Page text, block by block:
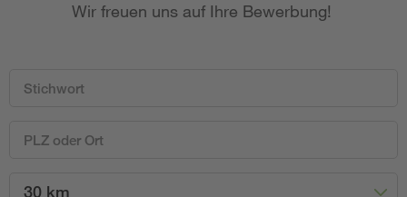
Wir freuen uns auf Ihre Bewerbung!
30 km